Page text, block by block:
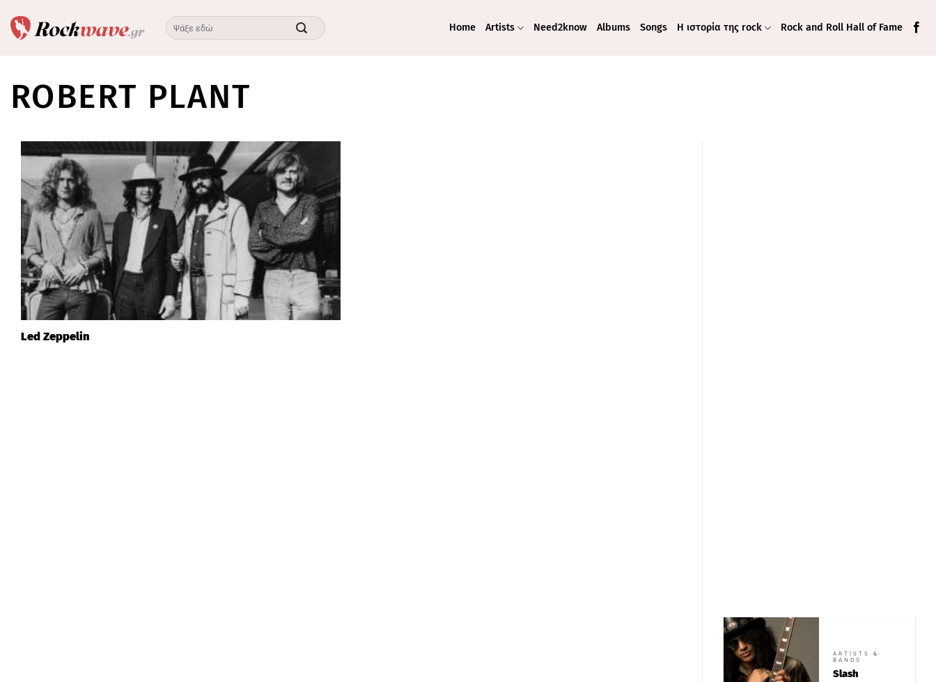
content
Home Artists Need2know Albums Songs Η ιστορία της rock Rock and Roll Hall of Fame
ROBERT PLANT
Led Zeppelin
ARTISTS &
BANDS
Slash